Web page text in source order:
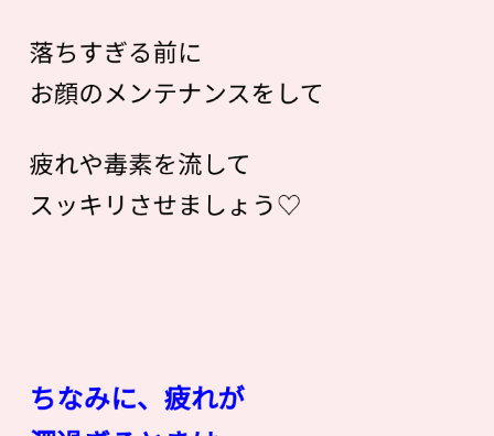
落ちすぎる前に
お顔のメンテナンスをして
疲れや毒素を流して
スッキリさせましょう♡
ちなみに、疲れが